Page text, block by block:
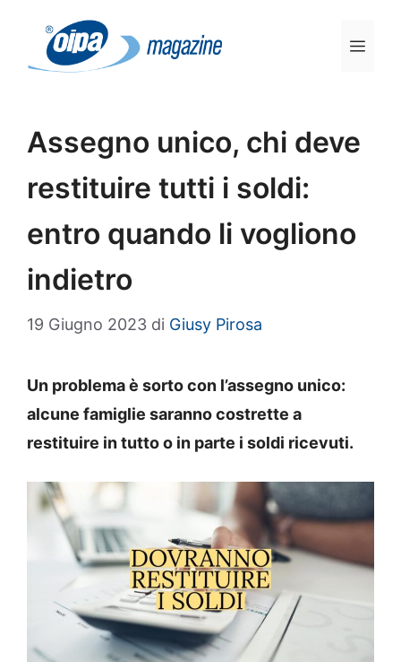
contenuto
Assegno unico, chi deve
restituire tutti i soldi:
entro quando li vogliono
indietro
19 Giugno 2023 di Giusy Pirosa
Un problema è sorto con l’assegno unico:
alcune famiglie saranno costrette a
restituire in tutto o in parte i soldi ricevuti.